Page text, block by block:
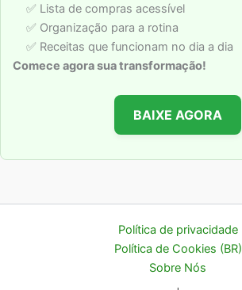
✅ Lista de compras acessível
✅ Organização para a rotina
✅ Receitas que funcionam no dia a dia
Comece agora sua transformação!
BAIXE AGORA
Política de privacidade
Política de Cookies (BR)
Sobre Nós